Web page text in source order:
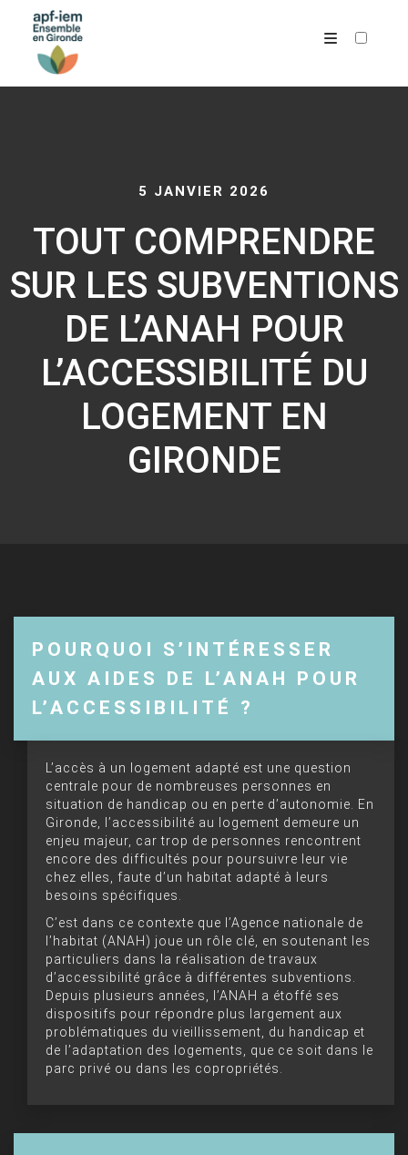
5 JANVIER 2026
TOUT COMPRENDRE
SUR LES SUBVENTIONS
DE L’ANAH POUR
L’ACCESSIBILITÉ DU
LOGEMENT EN
GIRONDE
POURQUOI S’INTÉRESSER
AUX AIDES DE L’ANAH POUR
L’ACCESSIBILITÉ ?
L’accès à un logement adapté est une question
centrale pour de nombreuses personnes en
situation de handicap ou en perte d’autonomie. En
Gironde, l’accessibilité au logement demeure un
enjeu majeur, car trop de personnes rencontrent
encore des difficultés pour poursuivre leur vie
chez elles, faute d’un habitat adapté à leurs
besoins spécifiques.
C’est dans ce contexte que l’Agence nationale de
l’habitat (ANAH) joue un rôle clé, en soutenant les
particuliers dans la réalisation de travaux
d’accessibilité grâce à différentes subventions.
Depuis plusieurs années, l’ANAH a étoffé ses
dispositifs pour répondre plus largement aux
problématiques du vieillissement, du handicap et
de l’adaptation des logements, que ce soit dans le
parc privé ou dans les copropriétés.